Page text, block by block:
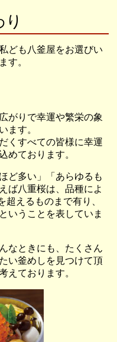
ども八釜屋をお選びい
す。
がりで幸運や繁栄の象
ます。
くすべての皆様に幸運
めております。
ど多い」「あらゆるも
ば八重桜は、品種によ
超えるものまで有り、
いうことを表していま
なときにも、たくさん
い釜めしを見つけて頂
えております。